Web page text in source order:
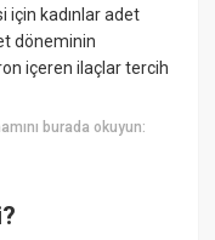
için kadınlar adet
döneminin
içeren ilaçlar tercih
burada okuyun: